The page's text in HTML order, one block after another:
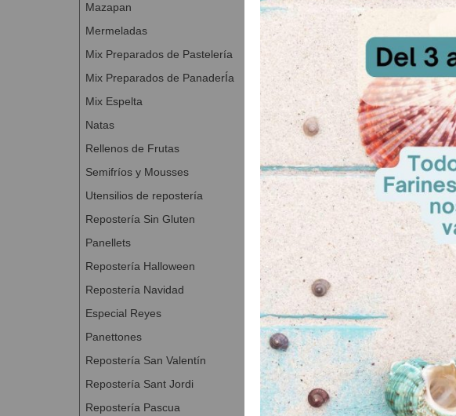
Mazapan
Mermeladas
Mix Preparados de Pastelería
Mix Preparados de PanaderÍa
Mix Espelta
Natas
Rellenos de Frutas
Semifríos y Mousses
Utensilios de repostería
Repostería Sin Gluten
Panellets
Repostería Halloween
Repostería Navidad
Especial Reyes
Panettones
Repostería San Valentín
Repostería Sant Jordi
Repostería Pascua